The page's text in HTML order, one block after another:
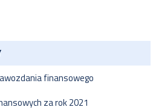
finansowego
za rok 2021